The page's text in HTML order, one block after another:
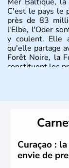
C'est le pays le
près de 83
l'Elbe, l'Oder
y coulent. Elle
qu'elle partage
Forêt Noire, la
constituent les
lesquelles
peut se targuer
les domaines,
philosophie.
Herman Hesse
Curaçao :
envie de